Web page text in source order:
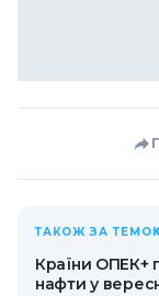
ТАКОЖ ЗА
Країни ОПЕК+
нафти у